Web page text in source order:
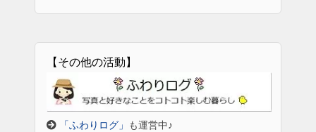
【その他の活動】
「ふわりログ」 も運営中♪